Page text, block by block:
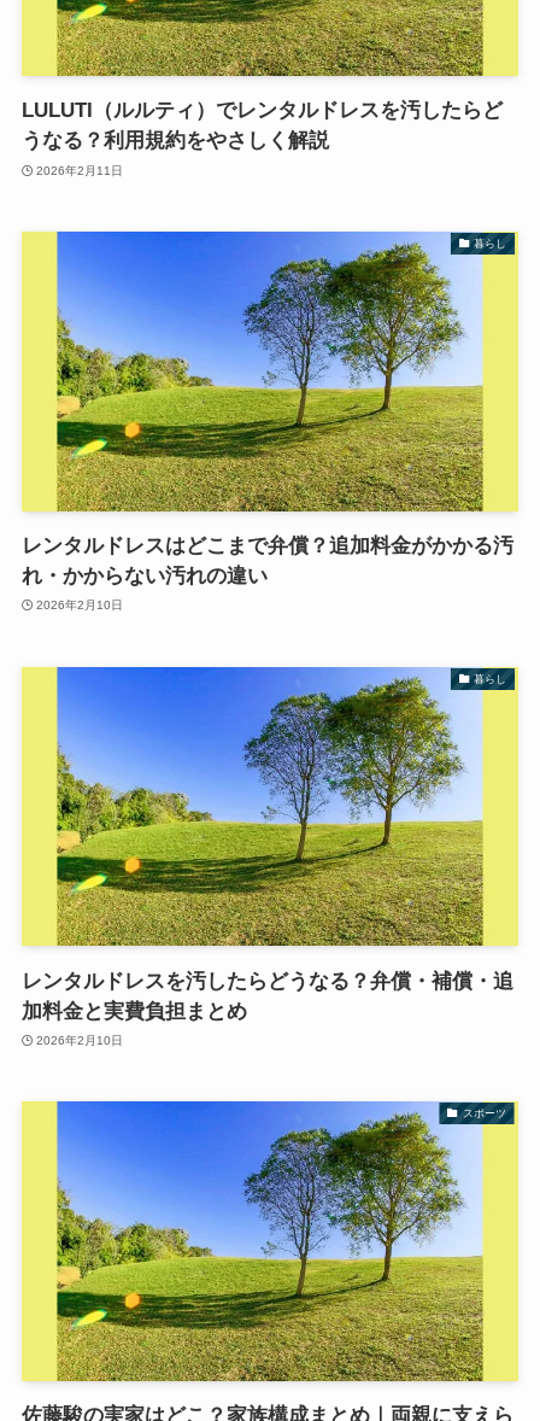
LULUTI（ルルティ）でレンタルドレスを汚したらど
うなる？利用規約をやさしく解説
2026年2月11日
暮らし
レンタルドレスはどこまで弁償？追加料金がかかる汚
れ・かからない汚れの違い
2026年2月10日
暮らし
レンタルドレスを汚したらどうなる？弁償・補償・追
加料金と実費負担まとめ
2026年2月10日
スポーツ
佐藤駿の実家はどこ？家族構成まとめ｜両親に支えら